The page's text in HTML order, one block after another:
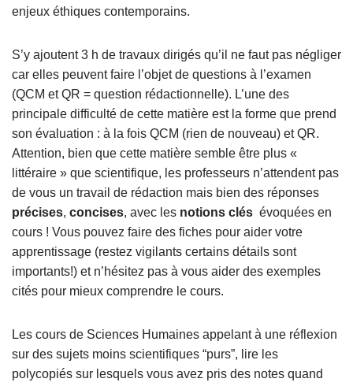
enjeux éthiques contemporains.
S’y ajoutent 3 h de travaux dirigés qu’il ne faut pas négliger
car elles peuvent faire l’objet de questions à l’examen
(QCM et QR = question rédactionnelle). L’une des
principale difficulté de cette matière est la forme que prend
son évaluation : à la fois QCM (rien de nouveau) et QR.
Attention, bien que cette matière semble être plus «
littéraire » que scientifique, les professeurs n’attendent pas
de vous un travail de rédaction mais bien des réponses
précises, concises, avec les notions clés évoquées en
cours ! Vous pouvez faire des fiches pour aider votre
apprentissage (restez vigilants certains détails sont
importants!) et n’hésitez pas à vous aider des exemples
cités pour mieux comprendre le cours.
Les cours de Sciences Humaines appelant à une réflexion
sur des sujets moins scientifiques “purs”, lire les
polycopiés sur lesquels vous avez pris des notes quand